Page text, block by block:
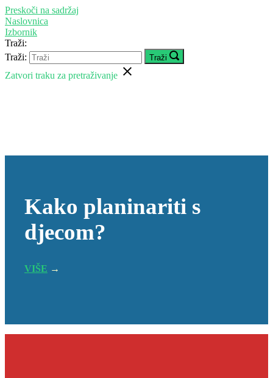
Preskoči na sadržaj
Naslovnica
Izbornik
Traži:
Traži:
Traži
Zatvori traku za pretraživanje
Kako planinariti s
djecom?
VIŠE →